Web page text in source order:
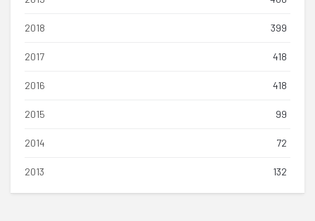
2018 399
2017 418
2016 418
2015 99
2014 72
2013 132